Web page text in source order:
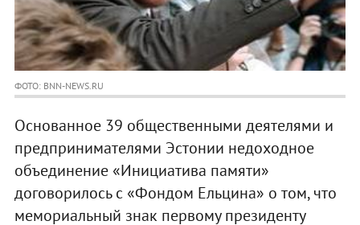
ФОТО: BNN-NEWS.RU
Основанное 39 общественными деятелями и
предпринимателями Эстонии недоходное
объединение «Инициатива памяти»
договорилось с «Фондом Ельцина» о том, что
мемориальный знак первому президенту